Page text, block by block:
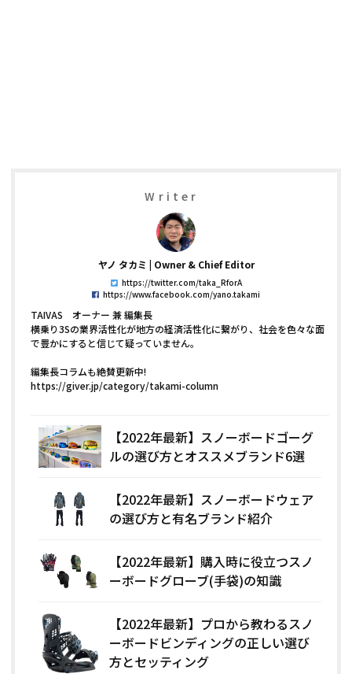
Writer
ヤノ タカミ Owner & Chief Editor
https://twitter.com/taka_RforA
https://www.facebook.com/yano.takami
TAIVAS オーナー 兼 編集長
横乗り3Sの業界活性化が地方の経済活性化に繋がり、社会を色々な面
で豊かにすると信じて疑っていません。
編集長コラムも絶賛更新中!
https://giver.jp/category/takami-column
【2022年最新】スノーボードゴーグ
ルの選び方とオススメブランド6選
【2022年最新】スノーボードウェア
の選び方と有名ブランド紹介
【2022年最新】購入時に役立つスノ
ーボードグローブ(手袋)の知識
【2022年最新】プロから教わるスノ
ーボードビンディングの正しい選び
方とセッティング